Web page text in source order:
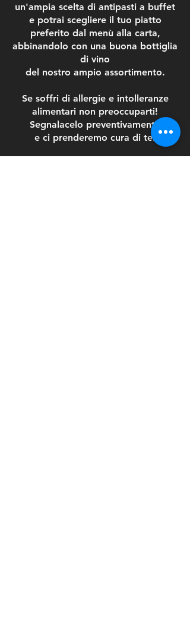
un'ampia scelta di antipasti a buffet
e potrai scegliere il tuo piatto
preferito dal menù alla carta,
abbinandolo con una buona bottiglia
di vino
del nostro ampio assortimento.
Se soffri di allergie e intolleranze
alimentari non preoccuparti!
Segnalacelo preventivamente
e ci prenderemo cura di te.